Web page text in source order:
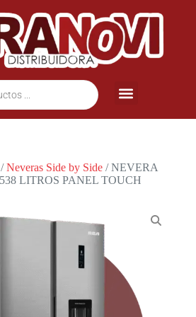
Neveras Side by Side/ NEVERA
LITROS PANEL TOUCH